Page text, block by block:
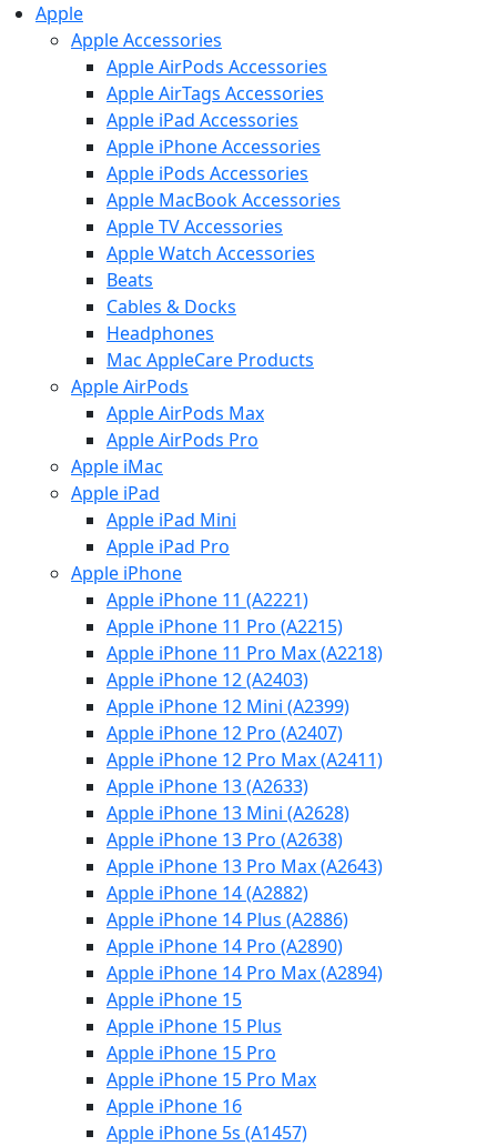
Apple
Apple Accessories
Apple AirPods Accessories
Apple AirTags Accessories
Apple iPad Accessories
Apple iPhone Accessories
Apple iPods Accessories
Apple MacBook Accessories
Apple TV Accessories
Apple Watch Accessories
Beats
Cables & Docks
Headphones
Mac AppleCare Products
Apple AirPods
Apple AirPods Max
Apple AirPods Pro
Apple iMac
Apple iPad
Apple iPad Mini
Apple iPad Pro
Apple iPhone
Apple iPhone 11 (A2221)
Apple iPhone 11 Pro (A2215)
Apple iPhone 11 Pro Max (A2218)
Apple iPhone 12 (A2403)
Apple iPhone 12 Mini (A2399)
Apple iPhone 12 Pro (A2407)
Apple iPhone 12 Pro Max (A2411)
Apple iPhone 13 (A2633)
Apple iPhone 13 Mini (A2628)
Apple iPhone 13 Pro (A2638)
Apple iPhone 13 Pro Max (A2643)
Apple iPhone 14 (A2882)
Apple iPhone 14 Plus (A2886)
Apple iPhone 14 Pro (A2890)
Apple iPhone 14 Pro Max (A2894)
Apple iPhone 15
Apple iPhone 15 Plus
Apple iPhone 15 Pro
Apple iPhone 15 Pro Max
Apple iPhone 16
Apple iPhone 5s (A1457)